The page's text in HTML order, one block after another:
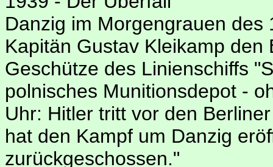
Danzig im Morgengrauen
Kapitän Gustav Kleikamp
Geschütze des Linienschiffs
polnisches Munitionsdepot -
Uhr: Hitler tritt vor den
hat den Kampf um Danzig
zurückgeschossen."